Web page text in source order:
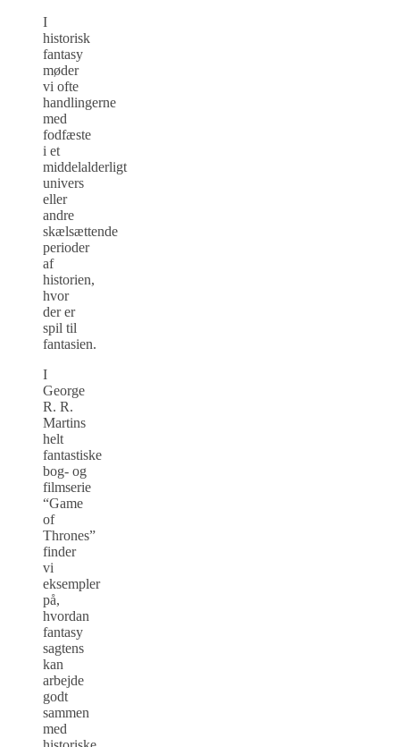
I
historisk
fantasy
møder
vi ofte
handlingerne
med
fodfæste
i et
middelalderligt
univers
eller
andre
skælsættende
perioder
af
historien,
hvor
der er
spil til
fantasien.
I
George
R. R.
Martins
helt
fantastiske
bog- og
filmserie
“Game
of
Thrones”
finder
vi
eksempler
på,
hvordan
fantasy
sagtens
kan
arbejde
godt
sammen
med